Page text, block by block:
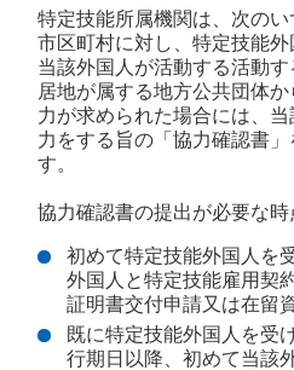
特定技能所属機関は、次のい
市区町村に対し、特定技能外
当該外国人が活動する活動
居地が属する地方公共団体
力が求められた場合には、
力をする旨の「協力確認書
す。
協力確認書の提出が必要な時
初めて特定技能外国人を
外国人と特定技能雇用契
証明書交付申請又は在留
既に特定技能外国人を受
行期日以降、初めて当該